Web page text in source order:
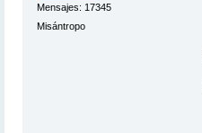
Mensajes: 17345
Misántropo